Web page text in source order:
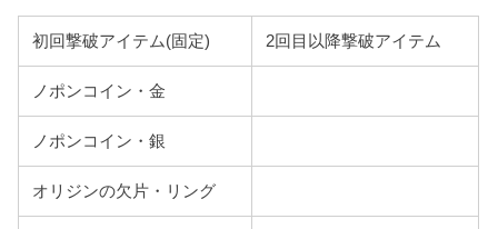
初回撃破アイテム(固定) 2回目以降撃破アイテム
ノポンコイン・金
ノポンコイン・銀
オリジンの欠片・リング